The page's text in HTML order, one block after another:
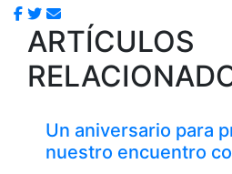
ARTÍCULOS
Un aniversario para
nuestro encuentro